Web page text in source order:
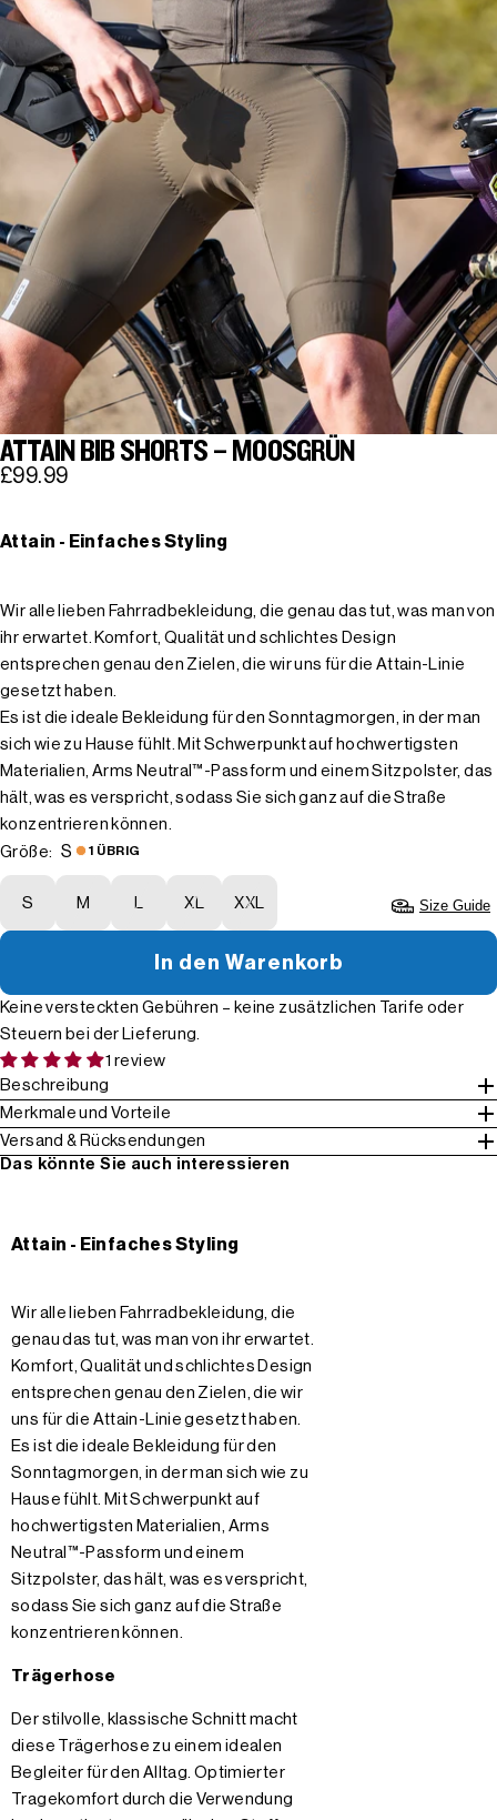
ATTAIN BIB SHORTS – MOOSGRÜN
£99.99
Attain - Einfaches Styling
Wir alle lieben Fahrradbekleidung, die genau das tut, was man von
ihr erwartet. Komfort, Qualität und schlichtes Design
entsprechen genau den Zielen, die wir uns für die Attain-Linie
gesetzt haben.
Es ist die ideale Bekleidung für den Sonntagmorgen, in der man
sich wie zu Hause fühlt. Mit Schwerpunkt auf hochwertigsten
Materialien, Arms Neutral™-Passform und einem Sitzpolster, das
hält, was es verspricht, sodass Sie sich ganz auf die Straße
konzentrieren können.
Größe:
S 1 ÜBRIG
S M L XL XXL Size Guide
In den Warenkorb
Keine versteckten Gebühren – keine zusätzlichen Tarife oder
Steuern bei der Lieferung.
1 review
Beschreibung
Merkmale und Vorteile
Versand & Rücksendungen
Das könnte Sie auch interessieren
Attain - Einfaches Styling
Wir alle lieben Fahrradbekleidung, die
genau das tut, was man von ihr erwartet.
Komfort, Qualität und schlichtes Design
entsprechen genau den Zielen, die wir
uns für die Attain-Linie gesetzt haben.
Es ist die ideale Bekleidung für den
Sonntagmorgen, in der man sich wie zu
Hause fühlt. Mit Schwerpunkt auf
hochwertigsten Materialien, Arms
Neutral™-Passform und einem
Sitzpolster, das hält, was es verspricht,
sodass Sie sich ganz auf die Straße
konzentrieren können.
Trägerhose
Der stilvolle, klassische Schnitt macht
diese Trägerhose zu einem idealen
Begleiter für den Alltag. Optimierter
Tragekomfort durch die Verwendung